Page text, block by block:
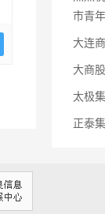
市青
大连
大商
太极
正泰